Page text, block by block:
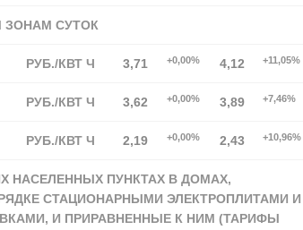
СУТОК
РУБ./КВТ Ч 3,71 +0,00% 4,12 +11,05%
РУБ./КВТ Ч 3,62 +0,00% 3,89 +7,46%
РУБ./КВТ Ч 2,19 +0,00% 2,43 +10,96%
НАСЕЛЕННЫХ ПУНКТАХ В ДОМАХ,
СТАЦИОНАРНЫМИ ЭЛЕКТРОПЛИТАМИ И
И ПРИРАВНЕННЫЕ К НИМ (ТАРИФЫ